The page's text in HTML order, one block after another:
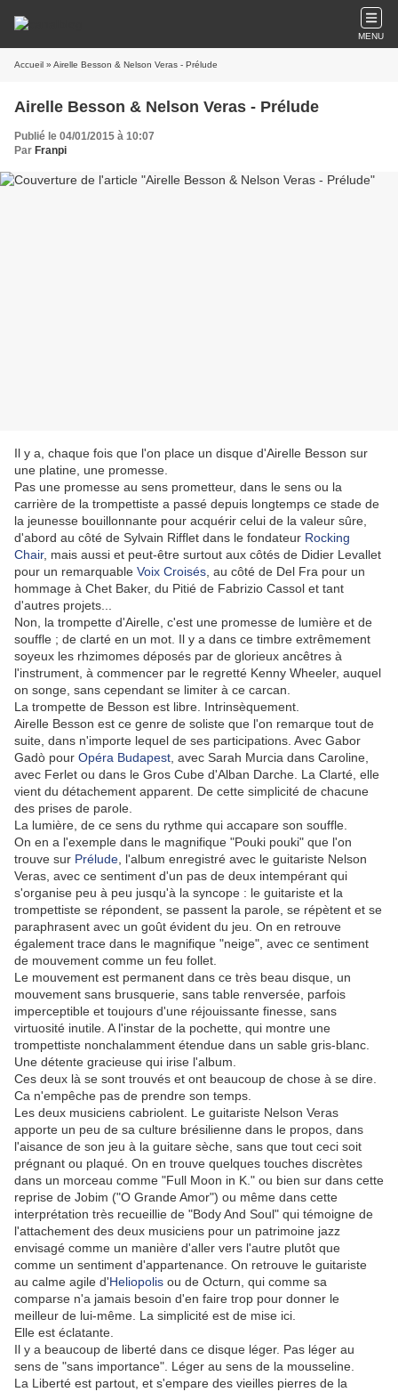
MENU
Accueil » Airelle Besson & Nelson Veras - Prélude
Airelle Besson & Nelson Veras - Prélude
Publié le 04/01/2015 à 10:07
Par Franpi
Il y a, chaque fois que l'on place un disque d'Airelle Besson sur
une platine, une promesse.
Pas une promesse au sens prometteur, dans le sens ou la
carrière de la trompettiste a passé depuis longtemps ce stade de
la jeunesse bouillonnante pour acquérir celui de la valeur sûre,
d'abord au côté de Sylvain Rifflet dans le fondateur Rocking
Chair, mais aussi et peut-être surtout aux côtés de Didier Levallet
pour un remarquable Voix Croisés , au côté de Del Fra pour un
hommage à Chet Baker, du Pitié de Fabrizio Cassol et tant
d'autres projets...
Non, la trompette d'Airelle, c'est une promesse de lumière et de
souffle ; de clarté en un mot. Il y a dans ce timbre extrêmement
soyeux les rhzimomes déposés par de glorieux ancêtres à
l'instrument, à commencer par le regretté Kenny Wheeler, auquel
on songe, sans cependant se limiter à ce carcan.
La trompette de Besson est libre. Intrinsèquement.
Airelle Besson est ce genre de soliste que l'on remarque tout de
suite, dans n'importe lequel de ses participations. Avec Gabor
Gadò pour Opéra Budapest , avec Sarah Murcia dans Caroline,
avec Ferlet ou dans le Gros Cube d'Alban Darche. La Clarté, elle
vient du détachement apparent. De cette simplicité de chacune
des prises de parole.
La lumière, de ce sens du rythme qui accapare son souffle.
On en a l'exemple dans le magnifique "Pouki pouki" que l'on
trouve sur Prélude , l'album enregistré avec le guitariste Nelson
Veras, avec ce sentiment d'un pas de deux intempérant qui
s'organise peu à peu jusqu'à la syncope : le guitariste et la
trompettiste se répondent, se passent la parole, se répètent et se
paraphrasent avec un goût évident du jeu. On en retrouve
également trace dans le magnifique "neige", avec ce sentiment
de mouvement comme un feu follet.
Le mouvement est permanent dans ce très beau disque, un
mouvement sans brusquerie, sans table renversée, parfois
imperceptible et toujours d'une réjouissante finesse, sans
virtuosité inutile. A l'instar de la pochette, qui montre une
trompettiste nonchalamment étendue dans un sable gris-blanc.
Une détente gracieuse qui irise l'album.
Ces deux là se sont trouvés et ont beaucoup de chose à se dire.
Ca n'empêche pas de prendre son temps.
Les deux musiciens cabriolent. Le guitariste Nelson Veras
apporte un peu de sa culture brésilienne dans le propos, dans
l'aisance de son jeu à la guitare sèche, sans que tout ceci soit
prégnant ou plaqué. On en trouve quelques touches discrètes
dans un morceau comme "Full Moon in K." ou bien sur dans cette
reprise de Jobim ("O Grande Amor") ou même dans cette
interprétation très recueillie de "Body And Soul" qui témoigne de
l'attachement des deux musiciens pour un patrimoine jazz
envisagé comme un manière d'aller vers l'autre plutôt que
comme un sentiment d'appartenance. On retrouve le guitariste
au calme agile d'Heliopolis ou de Octurn, qui comme sa
comparse n'a jamais besoin d'en faire trop pour donner le
meilleur de lui-même. La simplicité est de mise ici.
Elle est éclatante.
Il y a beaucoup de liberté dans ce disque léger. Pas léger au
sens de "sans importance". Léger au sens de la mousseline.
La Liberté est partout, et s'empare des vieilles pierres de la